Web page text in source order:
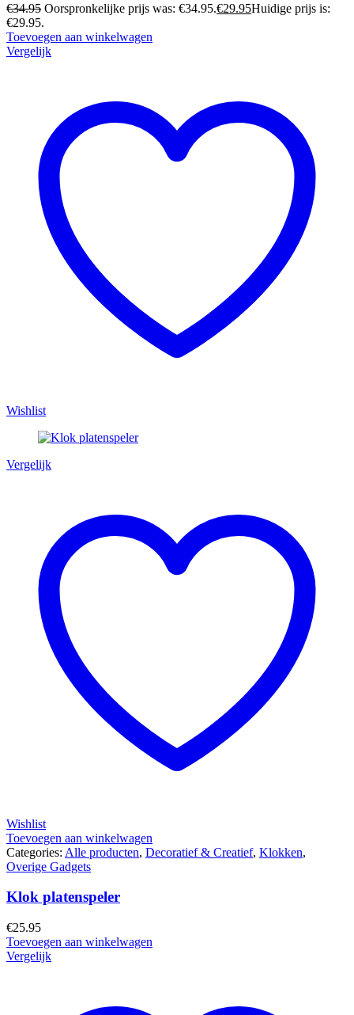
€34.95 Oorspronkelijke prijs was: €34.95.€29.95Huidige prijs is:
€29.95.
Toevoegen aan winkelwagen
Vergelijk
Wishlist
Vergelijk
Wishlist
Toevoegen aan winkelwagen
Categories: Alle producten, Decoratief & Creatief, Klokken,
Overige Gadgets
Klok platenspeler
€25.95
Toevoegen aan winkelwagen
Vergelijk